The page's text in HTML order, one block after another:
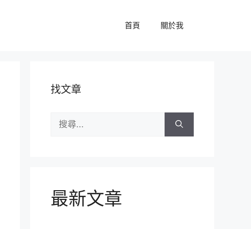
首頁 關於我
找文章
尋:
最新文章